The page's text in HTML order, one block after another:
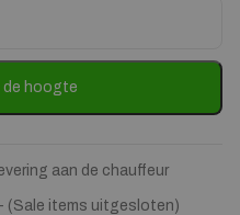
de hoogte
aan de chauffeur
(Sale items uitgesloten)